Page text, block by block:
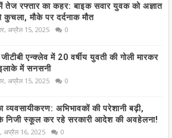
तेज रफ्तार का कहर: बाइक सवार युवक को अज्ञात
कुचला, मौके पर दर्दनाक मौत
अप्रैल 15, 2025 0
जीटीबी एन्क्लेव में 20 वर्षीय युवती की गोली मारकर
में सनसनी
अप्रैल 15, 2025 0
व्यवसायीकरण: अभिभावकों की परेशानी बढ़ी,
के निजी स्कूल कर रहे सरकारी आदेश की अवहेलना!
अप्रैल 16, 2025 0